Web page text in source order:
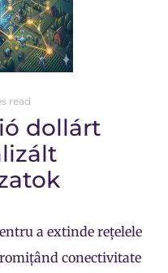
read
dollárt
a extinde rețelele
conectivitate